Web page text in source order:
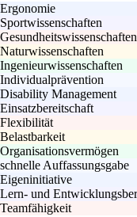
Ergonomie
Sportwissenschaften
Gesundheitswissenschaften
Naturwissenschaften
Ingenieurwissenschaften
Individualprävention
Disability Management
Einsatzbereitschaft
Flexibilität
Belastbarkeit
Organisationsvermögen
schnelle Auffassungsgabe
Eigeninitiative
Lern- und
Teamfähigkeit